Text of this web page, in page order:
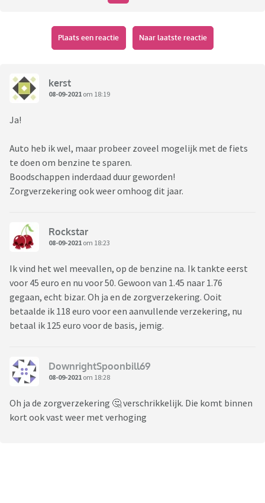
Plaats een reactie Naar laatste reactie
kerst
08-09-2021 om 18:19
Ja!
Auto heb ik wel, maar probeer zoveel mogelijk met de fiets
te doen om benzine te sparen.
Boodschappen inderdaad duur geworden!
Zorgverzekering ook weer omhoog dit jaar.
Rockstar
08-09-2021 om 18:23
Ik vind het wel meevallen, op de benzine na. Ik tankte eerst
voor 45 euro en nu voor 50. Gewoon van 1.45 naar 1.76
gegaan, echt bizar. Oh ja en de zorgverzekering. Ooit
betaalde ik 118 euro voor een aanvullende verzekering, nu
betaal ik 125 euro voor de basis, jemig.
DownrightSpoonbill69
08-09-2021 om 18:28
Oh ja de zorgverzekering 🤔 verschrikkelijk. Die komt binnen
kort ook vast weer met verhoging